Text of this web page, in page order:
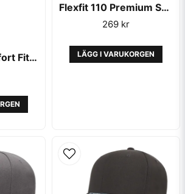
Flexfit 110 Comfort Fit Cool Dry Recycled Navy
Flexfit 110 Premium Snapback Red
269 kr
LÄGG I VARUKORGEN